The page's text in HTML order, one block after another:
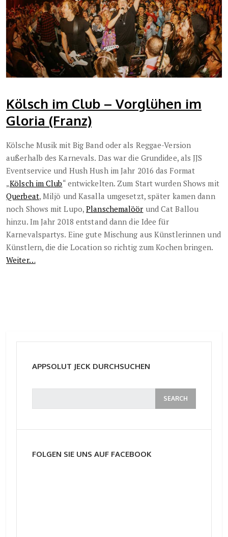
Kölsch im Club – Vorglühen im
Gloria (Franz)
Kölsche Musik mit Big Band oder als Reggae-Version
außerhalb des Karnevals. Das war die Grundidee, als JJS
Eventservice und Hush Hush im Jahr 2016 das Format
„Kölsch im Club“ entwickelten. Zum Start wurden Shows mit
Querbeat, Miljö und Kasalla umgesetzt, später kamen dann
noch Shows mit Lupo,Planschemalöör und Cat Ballou
hinzu. Im Jahr 2018 entstand dann die Idee für
Karnevalspartys. Eine gute Mischung aus Künstlerinnen und
Künstlern, die die Location so richtig zum Kochen bringen.
Weiter…
APPSOLUT JECK DURCHSUCHEN
FOLGEN SIE UNS AUF FACEBOOK